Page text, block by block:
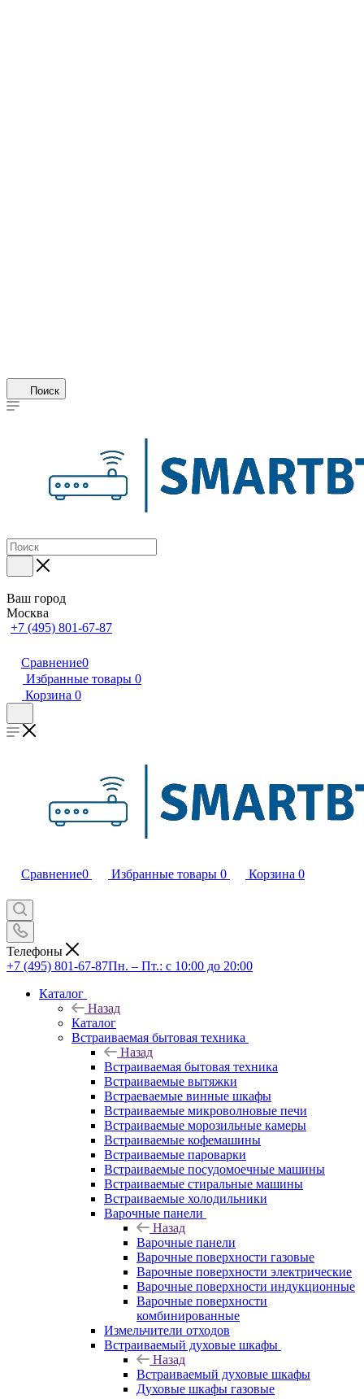
Поиск
Ваш город
Москва
+7 (495) 801-67-87
Сравнение0
Избранные товары 0
Корзина 0
Сравнение0 Избранные товары 0 Корзина 0
Телефоны
+7 (495) 801-67-87Пн. – Пт.: с 10:00 до 20:00
Каталог
Назад
Каталог
Встраиваемая бытовая техника
Назад
Встраиваемая бытовая техника
Встраиваемые вытяжки
Встраеваемые винные шкафы
Встраиваемые микроволновые печи
Встраиваемые морозильные камеры
Встраиваемые кофемашины
Встраиваемые пароварки
Встраиваемые посудомоечные машины
Встраиваемые стиральные машины
Встраиваемые холодильники
Варочные панели
Назад
Варочные панели
Варочные поверхности газовые
Варочные поверхности электрические
Варочные поверхности индукционные
Варочные поверхности
комбинированные
Измельчители отходов
Встраиваемый духовые шкафы
Назад
Встраиваемый духовые шкафы
Духовые шкафы газовые